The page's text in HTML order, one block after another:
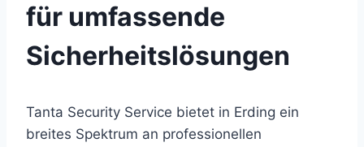
für umfassende
Sicherheitslösungen
Tanta Security Service bietet in Erding ein
breites Spektrum an professionellen